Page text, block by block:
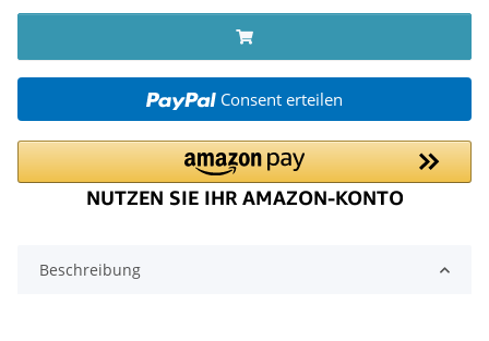
Consent erteilen
Beschreibung